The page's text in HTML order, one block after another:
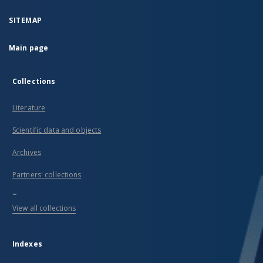
SITEMAP
Main page
Collections
Literature
Scientific data and objects
Archives
Partners' collections
...
View all collections
Indexes